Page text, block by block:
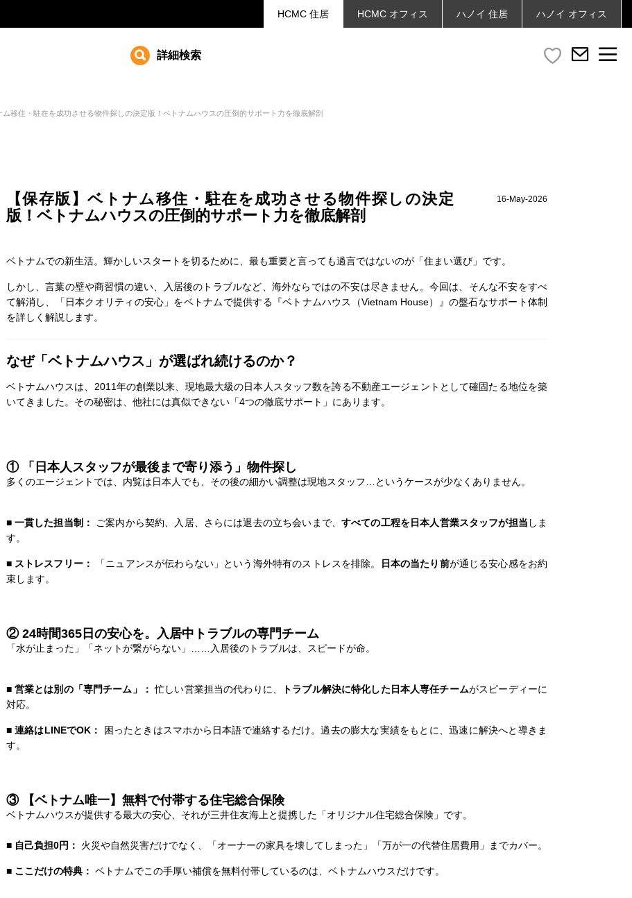
HCMC 住居 HCMC オフィス ハノイ 住居 ハノイ オフィス
詳細検索
ム移住・駐在を成功させる物件探しの決定版！ベトナムハウスの圧倒的サポート力を徹底解剖
16-May-2026
【保存版】ベトナム移住・駐在を成功させる物件探しの決定
版！ベトナムハウスの圧倒的サポート力を徹底解剖
ベトナムでの新生活。輝かしいスタートを切るために、最も重要と言っても過言ではないのが「住まい選び」です。
しかし、言葉の壁や商習慣の違い、入居後のトラブルなど、海外ならではの不安は尽きません。今回は、そんな不安をすべ
て解消し、「日本クオリティの安心」をベトナムで提供する『ベトナムハウス（Vietnam House）』の盤石なサポート体制
を詳しく解説します。
なぜ「ベトナムハウス」が選ばれ続けるのか？
ベトナムハウスは、2011年の創業以来、現地最大級の日本人スタッフ数を誇る不動産エージェントとして確固たる地位を築
いてきました。その秘密は、他社には真似できない「4つの徹底サポート」にあります。
① 「日本人スタッフが最後まで寄り添う」物件探し
多くのエージェントでは、内覧は日本人でも、その後の細かい調整は現地スタッフ…というケースが少なくありません。
■ 一貫した担当制： ご案内から契約、入居、さらには退去の立ち会いまで、 すべての工程を日本人営業スタッフが担当 しま
す。
■ ストレスフリー： 「ニュアンスが伝わらない」という海外特有のストレスを排除。 日本の当たり前が通じる安心感をお約
束します。
② 24時間365日の安心を。入居中トラブルの専門チーム
「水が止まった」「ネットが繋がらない」……入居後のトラブルは、スピードが命。
■ 営業とは別の「専門チーム」： 忙しい営業担当の代わりに、 トラブル解決に特化した日本人専任チームがスピーディーに
対応。
■ 連絡はLINEでOK：
困ったときはスマホから日本語で連絡するだけ。過去の膨大な実績をもとに、迅速に解決へと導きま
す。
③ 【ベトナム唯一】無料で付帯する住宅総合保険
ベトナムハウスが提供する最大の安心、それが三井住友海上と提携した「オリジナル住宅総合保険」です。
■ 自己負担0円： 火災や自然災害だけでなく、「オーナーの家具を壊してしまった」「万が一の代替住居費用」までカバー。
■ ここだけの特典： ベトナムでこの手厚い補償を無料付帯しているのは、ベトナムハウスだけです。